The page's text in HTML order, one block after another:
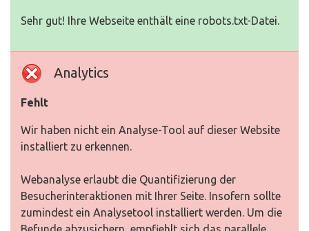
Sehr gut! Ihre Webseite enthält eine robots.txt-Datei.
Analytics
Fehlt
Wir haben nicht ein Analyse-Tool auf dieser Website
installiert zu erkennen.
Webanalyse erlaubt die Quantifizierung der
Besucherinteraktionen mit Ihrer Seite. Insofern sollte
zumindest ein Analysetool installiert werden. Um die